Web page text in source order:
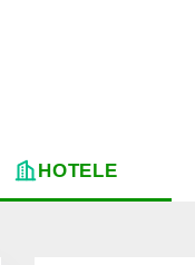
HOTELE